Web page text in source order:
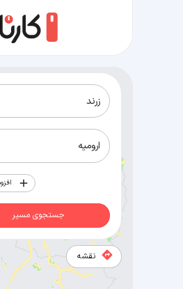
جستجوی مسیر
نقشه